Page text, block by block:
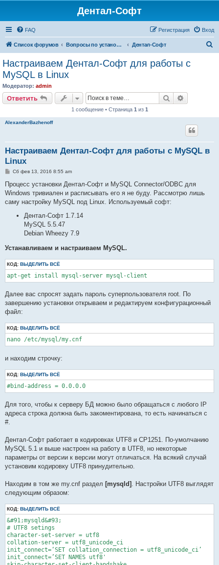
Дентал-Софт
FAQ Вход
Регистрация
Список форумов Вопросы по установке и настройке программ Дентал-Софт
Настраиваем Дентал-Софт для работы с
MySQL в Linux
Модератор: admin
Ответить Поиск
1 сообщение • Страница 1 из 1
AlexanderBazhenoff
Настраиваем Дентал-Софт для работы с MySQL в
Linux
С
о
щ
е
Сб фев 13, 2016 8:55 am
Процесс установки Дентал-Софт и MySQL Connector/ODBC для
Windows тривиален и расписывать его я не буду. Рассмотрю лишь
саму настройку MySQL под Linux. Используемый софт:
Дентал-Софт 1.7.14
MySQL 5.5.47
Debian Wheezy 7.9
Устанавливаем и настраиваем MySQL.
КОД: ВЫДЕЛИТЬ ВСЁ
apt-get install mysql-server mysql-client
Далее вас спросят задать пароль суперпользователя root. По
завершению установки открываем и редактируем конфигурационный
файл:
КОД: ВЫДЕЛИТЬ ВСЁ
nano /etc/mysql/my.cnf
и находим строчку:
КОД: ВЫДЕЛИТЬ ВСЁ
#bind-address = 0.0.0.0
Для того, чтобы к серверу БД можно было обращаться с любого IP
адреса строка должна быть закоментирована, то есть начинаться с
#.
Дентал-Софт работает в кодировках UTF8 и CP1251. По-умолчанию
MySQL 5.1 и выше настроен на работу в UTF8, но некоторые
параметры от версии к версии могут отличаться. На всякий cлучай
установим кодировку UTF8 принудительно.
Находим в том же my.cnf раздел [mysqld] . Настройки UTF8 выглядят
следующим образом:
КОД: ВЫДЕЛИТЬ ВСЁ
&#91;mysqld&#93;
# UTF8 setings
character-set-server = utf8
collation-server = utf8_unicode_ci
init_connect=‘SET collation_connection = utf8_unicode_ci’
init_connect=’SET NAMES utf8'